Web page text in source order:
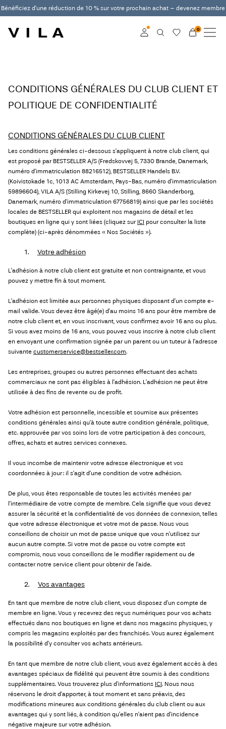
Bénéficiez d'une réduction de 10 % sur votre prochain achat – devenez membre
Devenez membre
En savoir plus sur VILA
0
NOUVEAUTÉS
EN VOGUE
PROMOS
VILA CLUB
ROUGE EDIT
Connexion
Des
questions
nous
français
CONDITIONS GÉNÉRALES DU CLUB CLIENT ET
POLITIQUE DE CONFIDENTIALITÉ
CONDITIONS GÉNÉRALES DU CLUB CLIENT
Les conditions générales ci-dessous s’appliquent à notre club client, qui
est proposé par BESTSELLER A/S (Fredskovvej 5, 7330 Brande, Danemark,
numéro d’immatriculation 88216512), BESTSELLER Handels B.V.
(Koivistokade 1c, 1013 AC Amsterdam, Pays-Bas, numéro d’immatriculation
59896604), VILA A/S (Stilling Kirkevej 10, Stilling, 8660 Skanderborg,
Danemark, numéro d’immatriculation 67756819) ainsi que par les sociétés
locales de BESTSELLER qui exploitent nos magasins de détail et les
boutiques en ligne qui y sont liées (cliquez sur ICI pour consulter la liste
complète) (ci-après dénommées « Nos Sociétés »).
1. Votre adhésion
L’adhésion à notre club client est gratuite et non contraignante, et vous
pouvez y mettre fin à tout moment.
L’adhésion est limitée aux personnes physiques disposant d’un compte e-
mail valide. Vous devez être âgé(e) d’au moins 16 ans pour être membre de
notre club client et, en vous inscrivant, vous confirmez avoir 16 ans ou plus.
Si vous avez moins de 16 ans, vous pouvez vous inscrire à notre club client
en envoyant une confirmation signée par un parent ou un tuteur à l’adresse
suivante customerservice@bestseller.com.
Les entreprises, groupes ou autres personnes effectuant des achats
commerciaux ne sont pas éligibles à l’adhésion. L’adhésion ne peut être
utilisée à des fins de revente ou de profit.
Votre adhésion est personnelle, incessible et soumise aux présentes
conditions générales ainsi qu’à toute autre condition générale, politique,
etc. approuvée par vos soins lors de votre participation à des concours,
offres, achats et autres services connexes.
Il vous incombe de maintenir votre adresse électronique et vos
coordonnées à jour : il s’agit d’une condition de votre adhésion.
De plus, vous êtes responsable de toutes les activités menées par
l’intermédiaire de votre compte de membre. Cela signifie que vous devez
assurer la sécurité et la confidentialité de vos données de connexion, telles
que votre adresse électronique et votre mot de passe. Nous vous
conseillons de choisir un mot de passe unique que vous n’utilisez sur
aucun autre compte. Si votre mot de passe ou votre compte est
compromis, nous vous conseillons de le modifier rapidement ou de
contacter notre service client pour obtenir de l’aide.
2. Vos avantages
En tant que membre de notre club client, vous disposez d’un compte de
membre en ligne. Vous y recevrez des reçus numériques pour vos achats
effectués dans nos boutiques en ligne et dans nos magasins physiques, y
compris les magasins exploités par des franchisés. Vous aurez également
la possibilité d’y consulter vos achats antérieurs.
En tant que membre de notre club client, vous avez également accès à des
avantages spéciaux de fidélité qui peuvent être soumis à des conditions
supplémentaires. Vous trouverez plus d’informations ICI. Nous nous
réservons le droit d’apporter, à tout moment et sans préavis, des
modifications mineures aux conditions générales du club client ou aux
avantages qui y sont liés, à condition qu’elles n’aient pas d’incidence
négative majeure sur votre adhésion.